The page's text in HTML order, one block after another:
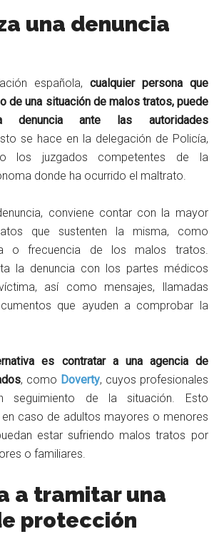
una denuncia
española, cualquier persona que
de una situación de malos tratos, puede
denuncia ante las autoridades
se hace en la delegación de Policía,
los juzgados competentes de la
donde ha ocurrido el maltrato.
conviene contar con la mayor
que sustenten la misma, como
o frecuencia de los malos tratos.
la denuncia con los partes médicos
así como mensajes, llamadas
que ayuden a comprobar la
es contratar a una agencia de
, como Doverty, cuyos profesionales
seguimiento de la situación. Esto
en caso de adultos mayores o menores
estar sufriendo malos tratos por
o familiares.
a tramitar una
protección